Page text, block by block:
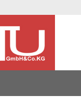
der Hafenstrasse 76,